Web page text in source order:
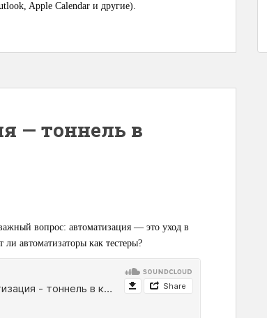
Apple Calendar и другие).
— тоннель в
вопрос: автоматизация — это уход в
автоматизаторы как тестеры?